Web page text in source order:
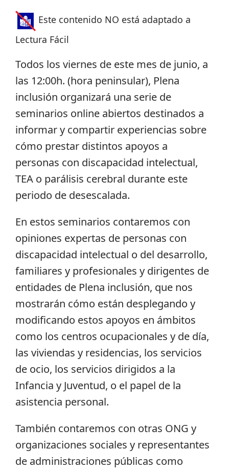
Este contenido NO está adaptado a
Lectura Fácil
Todos los viernes de este mes de junio, a
las 12:00h. (hora peninsular), Plena
inclusión organizará una serie de
seminarios online abiertos destinados a
informar y compartir experiencias sobre
cómo prestar distintos apoyos a
personas con discapacidad intelectual,
TEA o parálisis cerebral durante este
periodo de desescalada.
En estos seminarios contaremos con
opiniones expertas de personas con
discapacidad intelectual o del desarrollo,
familiares y profesionales y dirigentes de
entidades de Plena inclusión, que nos
mostrarán cómo están desplegando y
modificando estos apoyos en ámbitos
como los centros ocupacionales y de día,
las viviendas y residencias, los servicios
de ocio, los servicios dirigidos a la
Infancia y Juventud, o el papel de la
asistencia personal.
También contaremos con otras ONG y
organizaciones sociales y representantes
de administraciones públicas como